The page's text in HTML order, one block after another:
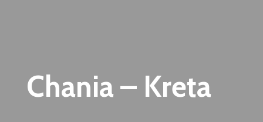
Chania – Kreta